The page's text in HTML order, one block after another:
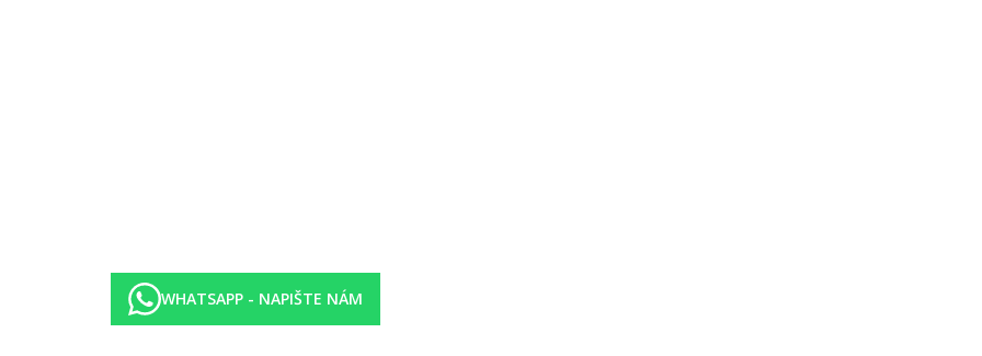
vybavení na šnorchlování, vodní lyže
talent show, kreativní aktivity
hry, DJ, foto koutek, stolní hry, kino
WHATSAPP - NAPIŠTE NÁM